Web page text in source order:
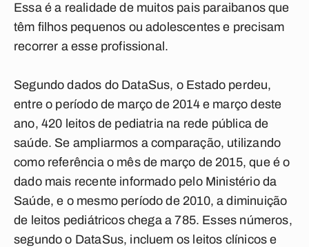
Essa é a realidade de muitos pais paraibanos que
têm filhos pequenos ou adolescentes e precisam
recorrer a esse profissional.
Segundo dados do DataSus, o Estado perdeu,
entre o período de março de 2014 e março deste
ano, 420 leitos de pediatria na rede pública de
saúde. Se ampliarmos a comparação, utilizando
como referência o mês de março de 2015, que é o
dado mais recente informado pelo Ministério da
Saúde, e o mesmo período de 2010, a diminuição
de leitos pediátricos chega a 785. Esses números,
segundo o DataSus, incluem os leitos clínicos e